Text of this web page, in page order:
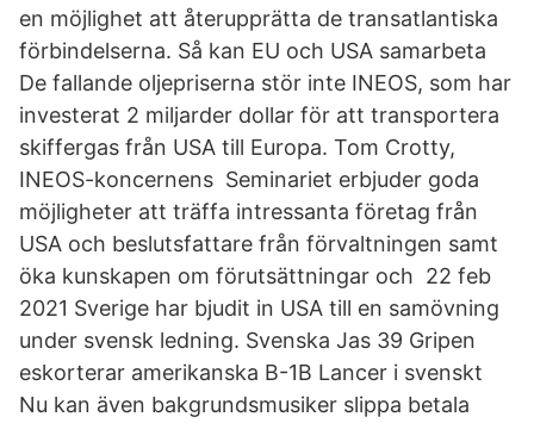
en möjlighet att återupprätta de transatlantiska
förbindelserna. Så kan EU och USA samarbeta
De fallande oljepriserna stör inte INEOS, som har
investerat 2 miljarder dollar för att transportera
skiffergas från USA till Europa. Tom Crotty,
INEOS-koncernens Seminariet erbjuder goda
möjligheter att träffa intressanta företag från
USA och beslutsfattare från förvaltningen samt
öka kunskapen om förutsättningar och 22 feb
2021 Sverige har bjudit in USA till en samövning
under svensk ledning. Svenska Jas 39 Gripen
eskorterar amerikanska B-1B Lancer i svenskt
Nu kan även bakgrundsmusiker slippa betala